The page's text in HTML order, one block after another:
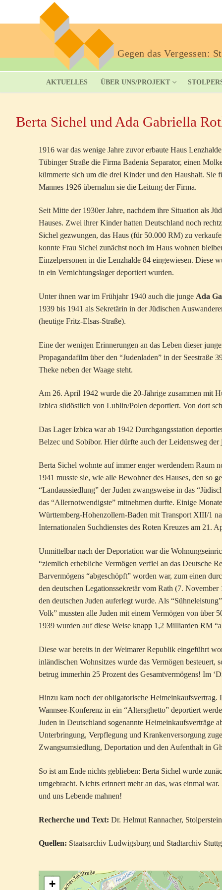
Gegen das Vergessen:
AKTUELLES ÜBER UNS/PROJEKT
Berta Sichel und Ada Gabriella
1916 war das wenige Jahre zuvor erbaute Haus
Tübinger Straße die Firma Badenia Separator, einen
kümmerte sich um die drei Kinder und den Haushalt. Sie
Mannes 1926 übernahm sie die Leitung der Firma.
Seit Mitte der 1930er Jahre, nachdem ihre Situation als
Hauses. Zwei ihrer Kinder hatten Deutschland noch
Sichel gezwungen, das Haus (für 50.000 RM) zu
konnte Frau Sichel zunächst noch im Haus wohnen
Einzelpersonen in die Lenzhalde 84 eingewiesen. Diese
in ein Vernichtungslager deportiert wurden.
Unter ihnen war im Frühjahr 1940 auch die junge Ada
1939 bis 1941 als Sekretärin in der Jüdischen
(heutige Fritz-Elsas-Straße).
Eine der wenigen Erinnerungen an das Leben dieser
Propagandafilm über den “Judenladen” in der Seestraße
Theke neben der Waage steht.
Am 26. April 1942 wurde die 20-Jährige zusammen mit
Izbica südöstlich von Lublin/Polen deportiert. Von dort
Das Lager Izbica war ab 1942 Durchgangsstation
Belzec und Sobibor. Hier dürfte auch der Leidensweg
Berta Sichel wohnte auf immer enger werdendem Raum
1941 musste sie, wie alle Bewohner des Hauses, den so
“Landaussiedlung” der Juden zwangsweise in das
das “Allernotwendigste” mitnehmen durfte. Einige
Württemberg-Hohenzollern-Baden mit Transport XIII/1
Internationalen Suchdienstes des Roten Kreuzes am 21.
Unmittelbar nach der Deportation war die
“ziemlich erhebliche Vermögen verfiel an das Deutsche
Barvermögens “abgeschöpft” worden war, zum einen
den deutschen Legationssekretär vom Rath (7.
den deutschen Juden auferlegt wurde. Als
Volk” mussten alle Juden mit einem Vermögen von über
1939 wurden auf diese Weise knapp 1,2 Milliarden RM
Diese war bereits in der Weimarer Republik eingeführt
inländischen Wohnsitzes wurde das Vermögen
betrug immerhin 25 Prozent des Gesamtvermögens! Im
Hinzu kam noch der obligatorische Heimeinkaufsvertrag.
Wannsee-Konferenz in ein “Altersghetto” deportiert
Juden in Deutschland sogenannte Heimeinkaufsverträge
Unterbringung, Verpflegung und Krankenversorgung
Zwangsumsiedlung, Deportation und den Aufenthalt in
So ist am Ende nichts geblieben: Berta Sichel wurde
umgebracht. Nichts erinnert mehr an das, was einmal
und uns Lebende mahnen!
Recherche und Text: Dr. Helmut Rannacher,
Quellen: Staatsarchiv Ludwigsburg und Stadtarchiv
+